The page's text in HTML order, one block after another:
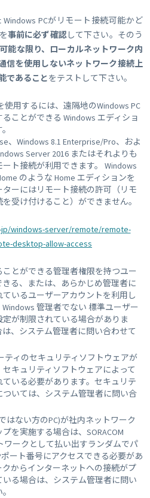
PCがリモート接続可能かど
事前に必ず確認 して下さい。そのう
可能な限り、ローカルネットワーク内
信を使用しないネットワーク接続上
であることをテストして下さい。
使用するには、遠隔地のWindows PC
ことができる Windows エディショ
、Windows 8.1 Enterprise/Pro、およ
Server 2016 またはそれよりも
ト接続が利用できます。 Windows
のような Home エディションを
ーにはリモート接続の許可（リモ
受け付けること）ができません。
windows-server/remote/remote-
desktop-allow-access
とができる管理者権限を持つユー
る、または、あらかじめ管理者に
いるユーザーアカウントを利用し
管理者でない 標準ユーザー
が制限されている場合がありま
、システム管理者に問い合わせて
ティのセキュリティソフトウェアが
キュリティソフトウェアによって
いる必要があります。セキュリテ
いては、システム管理者に問い合
はない方のPC)が社内ネットワーク
を実施する場合は、SORACOM
ワークとして払い出すランダムでパ
ート番号にアクセスできる必要があ
からインターネットへの接続がプ
る場合は、システム管理者に問い